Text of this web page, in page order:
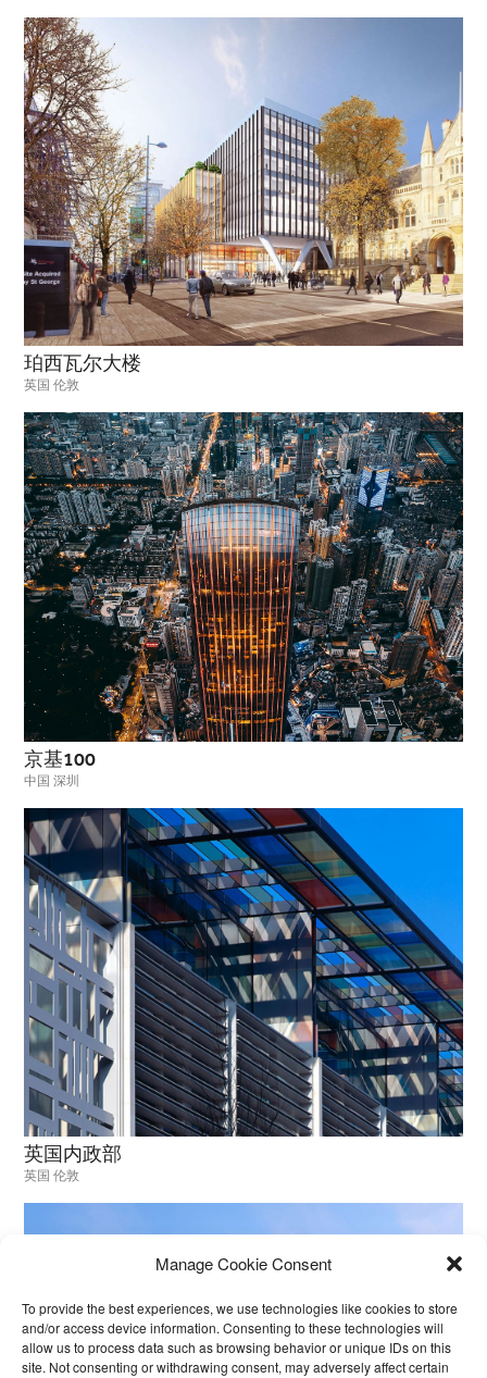
Manage Cookie Consent
To provide the best experiences, we use technologies like cookies to store
and/or access device information. Consenting to these technologies will
allow us to process data such as browsing behavior or unique IDs on this
site. Not consenting or withdrawing consent, may adversely affect certain
珀西瓦尔大楼
英国 伦敦
京基100
中国 深圳
英国内政部
英国 伦敦